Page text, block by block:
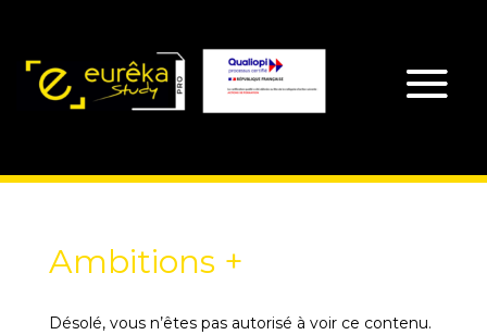
Ambitions +
Désolé, vous n’êtes pas autorisé à voir ce contenu.